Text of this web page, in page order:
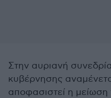
Στην αυριανή
κυβέρνησης
αποφασιστεί η μείωση